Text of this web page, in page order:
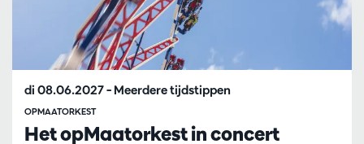
Het opMaatorkest in concert
OPMAATORKEST
di 08.06.2027– Meerdere tijdstippen